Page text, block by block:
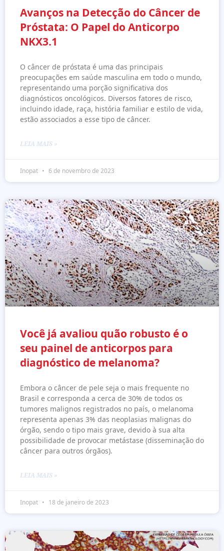
Avanços na Detecção do Câncer de
Próstata: O Papel do Anticorpo
NKX3.1
O câncer de próstata é uma das principais
preocupações em saúde masculina em todo o mundo,
representando uma porção significativa dos
diagnósticos oncológicos. Diversos fatores de risco,
incluindo idade, raça, história familiar e estilo de vida,
estão associados a esse tipo de câncer.
LEIA MAIS »
Inopat 6 de novembro de 2023
Você já avaliou quão robusto é o
seu painel de anticorpos para
diagnóstico de melanoma?
Embora o câncer de pele seja o mais frequente no
Brasil e corresponda a cerca de 30% de todos os
tumores malignos registrados no país, o melanoma
representa apenas 3% das neoplasias malignas do
órgão, sendo o tipo mais grave, devido à sua alta
possibilidade de provocar metástase (disseminação do
câncer para outros órgãos).
LEIA MAIS »
Inopat 18 de janeiro de 2023